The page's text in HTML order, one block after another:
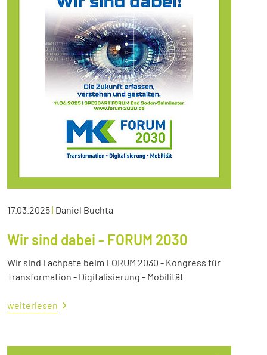
17.03.2025| Daniel Buchta
Wir sind dabei - FORUM 2030
Wir sind Fachpate beim FORUM 2030 - Kongress für
Transformation - Digitalisierung - Mobilität
weiterlesen